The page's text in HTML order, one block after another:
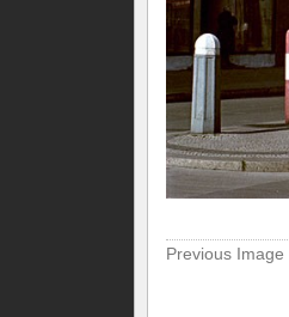
Previous Image